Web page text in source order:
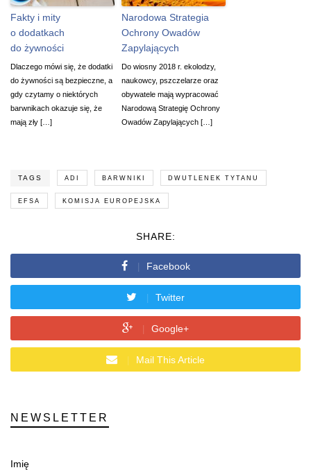
Fakty i mity
o dodatkach
do żywności
Dlaczego mówi się, że dodatki
do żywności są bezpieczne, a
gdy czytamy o niektórych
barwnikach okazuje się, że
mają zły […]
Narodowa Strategia
Ochrony Owadów
Zapylających
Do wiosny 2018 r. ekolodzy,
naukowcy, pszczelarze oraz
obywatele mają wypracować
Narodową Strategię Ochrony
Owadów Zapylających […]
TAGS ADI BARWNIKI DWUTLENEK TYTANU
EFSA KOMISJA EUROPEJSKA
SHARE:
Facebook
Twitter
Google+
Mail This Article
NEWSLETTER
Imię